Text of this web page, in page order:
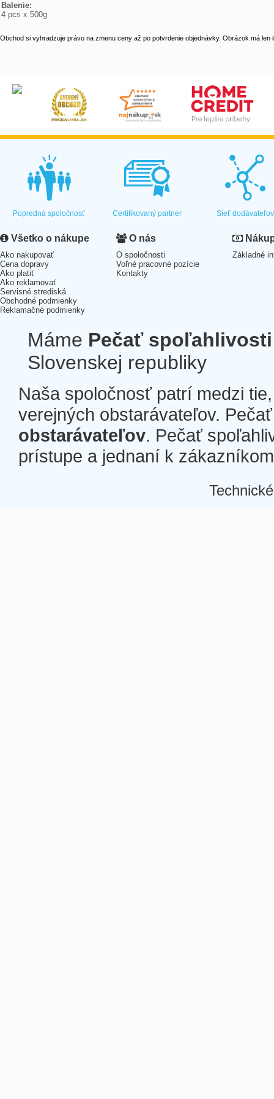
Balenie:
4 pcs x 500g
Obchod si vyhradzuje právo na zmenu ceny až po potvrdenie objednávky. Obrázok má len
Popredná spoločnosť Certifikovaný partner Sieť dodávateľov
Všetko o nákupe
Ako nakupovať
Cena dopravy
Ako platiť
Ako reklamovať
Servisné strediská
Obchodné podmienky
Reklamačné podmienky
O nás
O spoločnosti
Voľné pracovné pozície
Kontakty
Základné
Máme Pečať spoľahlivosti
Slovenskej republiky
Naša spoločnosť patrí medzi
verejných obstarávateľov.
obstarávateľov. Pečať
prístupe a jednaní k